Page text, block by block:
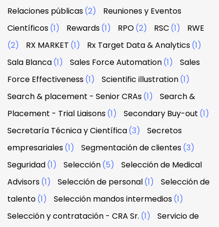
Relaciones públicas(2)
Reuniones y Eventos
Científicos(1) Rewards(1) RPO(2) RSC (1)
RWE
(2)
RX MARKET (1) Rx Target Data & Analytics(1)
Sala Blanca(1) Sales Force Automation(1)
Sales
Force Effectiveness(1) Scientific illustration(1)
Search & placement - Senior CRAs(1)
Search &
Placement - Trial Liaisons(1) Secondary Buy-out (1)
Secretaría Técnica y Científica(3)
Secretos
empresariales(1) Segmentación de clientes(3)
Seguridad(1) Selección(5)
Selección de Medical
Advisors(1) Selección de personal(1)
Selección de
talento(1) Selección mandos intermedios(1)
Selección y contratación - CRA Sr. (1)
Servicio de